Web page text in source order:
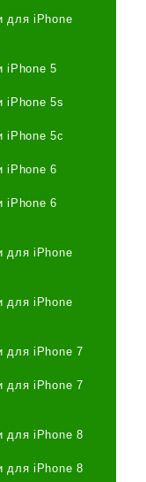
для iPhone
iPhone 5
iPhone 5s
iPhone 5c
iPhone 6
iPhone 6
для iPhone
для iPhone
для iPhone 7
для iPhone 7
для iPhone 8
для iPhone 8